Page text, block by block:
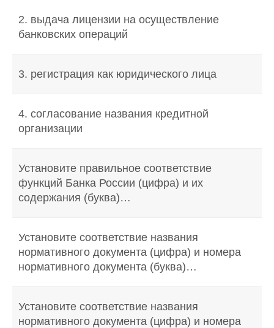
2. выдача лицензии на осуществление
банковских операций
3. регистрация как юридического лица
4. согласование названия кредитной
организации
Установите правильное соответствие
функций Банка России (цифра) и их
содержания (буква)…
Установите соответствие названия
нормативного документа (цифра) и номера
нормативного документа (буква)…
Установите соответствие названия
нормативного документа (цифра) и номера